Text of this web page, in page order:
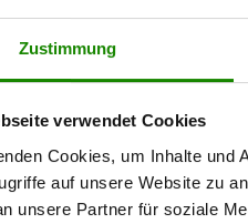
Zustimmung
verwendet Cookies
Cookies, um Inhalte und
auf unsere Website zu
unsere Partner für soziale
Unsere